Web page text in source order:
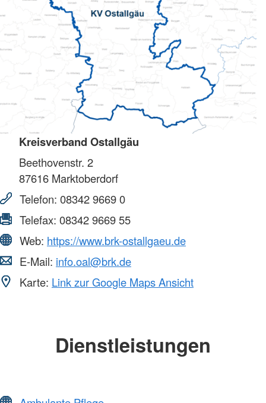
Kreisverband Ostallgäu
Beethovenstr. 2
87616 Marktoberdorf
Telefon: 08342 9669 0
Telefax: 08342 9669 55
Web: https://www.brk-ostallgaeu.de
E-Mail: info.oal@brk.de
Karte: Link zur Google Maps Ansicht
Dienstleistungen